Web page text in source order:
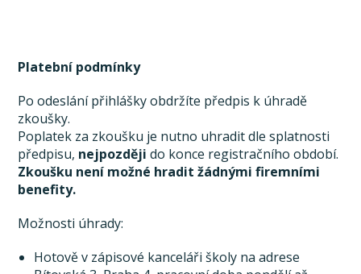
Platební podmínky
Po odeslání přihlášky obdržíte předpis k úhradě
zkoušky.
Poplatek za zkoušku je nutno uhradit dle splatnosti
předpisu, nejpozději do konce registračního období.
Zkoušku není možné hradit žádnými firemními
benefity.
Možnosti úhrady:
Hotově v zápisové kanceláři školy na adrese